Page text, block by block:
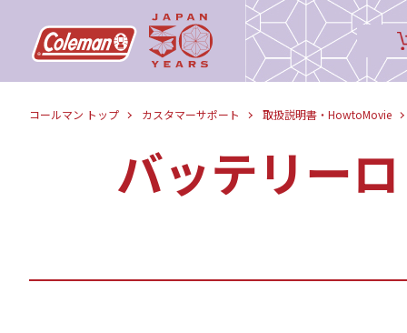
コールマン トップ カスタマーサポート 取扱説明書・HowtoMovie
バッテリー